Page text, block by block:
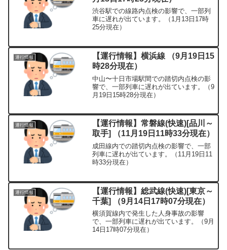
渋谷駅での線路内点検の影響で、一部列
車に遅れが出ています。（1月13日17時
25分現在）
運行情報
【運行情報】横浜線 （9月19日15
時28分現在）
中山〜十日市場駅間での踏切内点検の影
響で、一部列車に遅れが出ています。（9
月19日15時28分現在）
運行情報
【運行情報】常磐線(快速)[品川～
取手] （11月19日11時33分現在）
成田線内での踏切内点検の影響で、一部
列車に遅れが出ています。（11月19日11
時33分現在）
運行情報
【運行情報】総武線(快速)[東京～
千葉] （9月14日17時07分現在）
横須賀線内で発生した人身事故の影響
で、一部列車に遅れが出ています。（9月
14日17時07分現在）